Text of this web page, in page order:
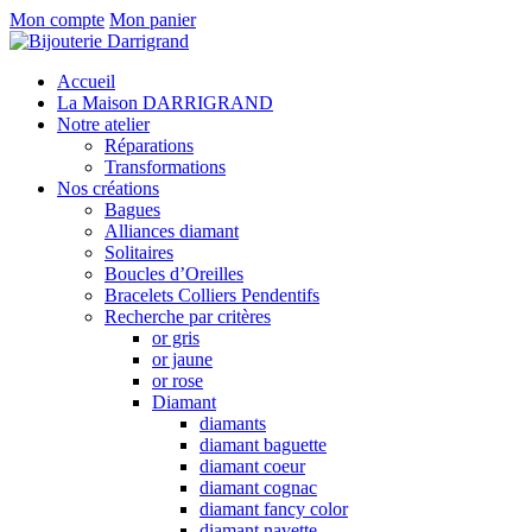
Mon compte Mon panier
Accueil
La Maison DARRIGRAND
Notre atelier
Réparations
Transformations
Nos créations
Bagues
Alliances diamant
Solitaires
Boucles d’Oreilles
Bracelets Colliers Pendentifs
Recherche par critères
or gris
or jaune
or rose
Diamant
diamants
diamant baguette
diamant coeur
diamant cognac
diamant fancy color